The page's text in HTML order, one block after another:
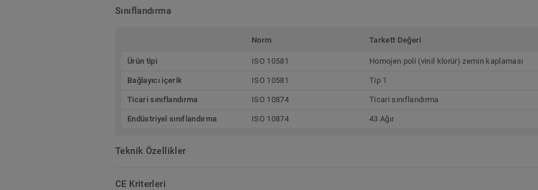
Sınıflandırma
Norm Tarkett Değeri
Ürün tipi ISO 10581 Homojen poli (vinil klorür) zemin kaplaması
Bağlayıcı içerik ISO 10581 Tip 1
Ticari sınıflandırma ISO 10874 Ticari sınıflandırma
Endüstriyel sınıflandırma ISO 10874 43 Ağır
Teknik Özellikler
CE Kriterleri